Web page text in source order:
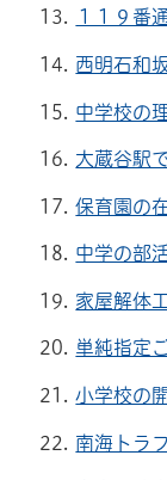
１１９番
西明石和
中学校の
大蔵谷駅
保育園の
中学の部
家屋解体
単純指定
小学校の
南海トラ